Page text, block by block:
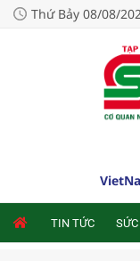
Thứ Bảy 08/08/
TIN TỨC